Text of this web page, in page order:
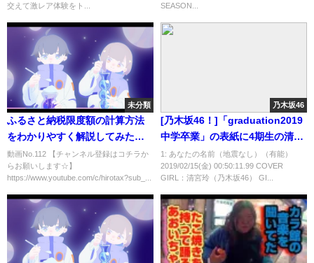
交えて激レア体験をト...
SEASON...
未分類
ふるさと納税限度額の計算方法
をわかりやすく解説してみた！
【サラリーマンの場合・個人事
業主の場合】
動画No.112 【チャンネル登録はコチラか
らお願いします☆】
https://www.youtube.com/c/hirotax?sub_...
乃木坂46
[乃木坂46！]「graduation2019
中学卒業」の表紙に4期生の清宮
玲が抜擢されました！
1: あなたの名前（地震なし）（有能）
2019/02/15(金) 00:50:11.99 COVER
GIRL：清宮玲（乃木坂46） GI...